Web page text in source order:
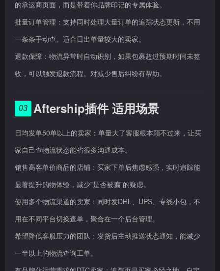
的承运商页面，而是带着你品牌印记的专属体验。
批量订单管理：支持同时处理大量订单的追踪状态更新，不用
一条条手动查。适合日出单量较大的卖家。
退款保障：物流异常时自动识别，如果包裹超过预期时间未签
收，可以触发退款流程。对减少售后纠纷有帮助。
03 Aftership插件 适用场景
日均发单50单以上的卖家：单量大了客服根本顾不过来，让买
家自己查物流状态能省很多沟通成本。
销售高客单价商品的店铺：买家下单后焦虑感强，实时追踪能
显著提升购物体验，减少”是否被骗”的疑虑。
使用多个物流渠道的卖家：同时发DHL、UPS、专线小包，不
用在不同平台切换查单，聚合在一个后台管理。
希望降低客服压力的团队：发货后主动推送状态通知，能减少
一半以上的物流查询工单。